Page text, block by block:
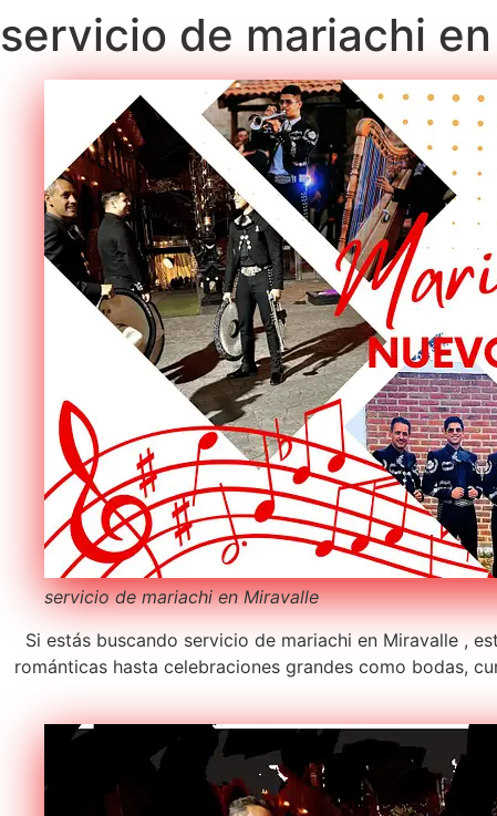
servicio de mariachi
servicio de mariachi en Miravalle
Si estás buscando servicio de mariachi en Miravalle ,
románticas hasta celebraciones grandes como bodas,